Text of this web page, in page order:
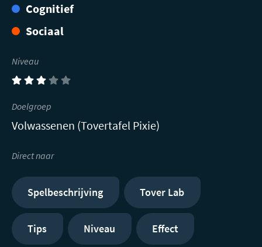
Cognitief
Sociaal
Niveau
(3)
Doelgroep
Volwassenen (Tovertafel Pixie)
Direct naar
Spelbeschrijving Tover Lab
Tips Niveau Effect